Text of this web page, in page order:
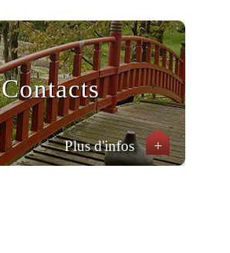
Contacts
Plus d'infos +